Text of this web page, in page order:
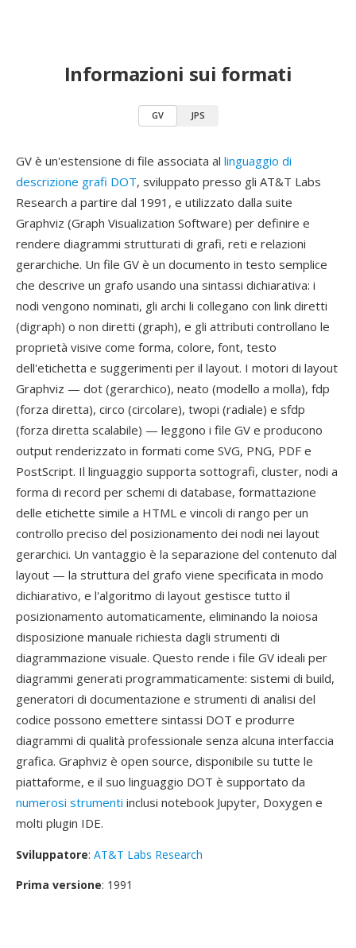
Informazioni sui formati
GV JPS
GV è un'estensione di file associata al linguaggio di
descrizione grafi DOT, sviluppato presso gli AT&T Labs
Research a partire dal 1991, e utilizzato dalla suite
Graphviz (Graph Visualization Software) per definire e
rendere diagrammi strutturati di grafi, reti e relazioni
gerarchiche. Un file GV è un documento in testo semplice
che descrive un grafo usando una sintassi dichiarativa: i
nodi vengono nominati, gli archi li collegano con link diretti
(digraph) o non diretti (graph), e gli attributi controllano le
proprietà visive come forma, colore, font, testo
dell'etichetta e suggerimenti per il layout. I motori di layout
Graphviz — dot (gerarchico), neato (modello a molla), fdp
(forza diretta), circo (circolare), twopi (radiale) e sfdp
(forza diretta scalabile) — leggono i file GV e producono
output renderizzato in formati come SVG, PNG, PDF e
PostScript. Il linguaggio supporta sottografi, cluster, nodi a
forma di record per schemi di database, formattazione
delle etichette simile a HTML e vincoli di rango per un
controllo preciso del posizionamento dei nodi nei layout
gerarchici. Un vantaggio è la separazione del contenuto dal
layout — la struttura del grafo viene specificata in modo
dichiarativo, e l'algoritmo di layout gestisce tutto il
posizionamento automaticamente, eliminando la noiosa
disposizione manuale richiesta dagli strumenti di
diagrammazione visuale. Questo rende i file GV ideali per
diagrammi generati programmaticamente: sistemi di build,
generatori di documentazione e strumenti di analisi del
codice possono emettere sintassi DOT e produrre
diagrammi di qualità professionale senza alcuna interfaccia
grafica. Graphviz è open source, disponibile su tutte le
piattaforme, e il suo linguaggio DOT è supportato da
numerosi strumenti inclusi notebook Jupyter, Doxygen e
molti plugin IDE.
Sviluppatore: AT&T Labs Research
Prima versione: 1991